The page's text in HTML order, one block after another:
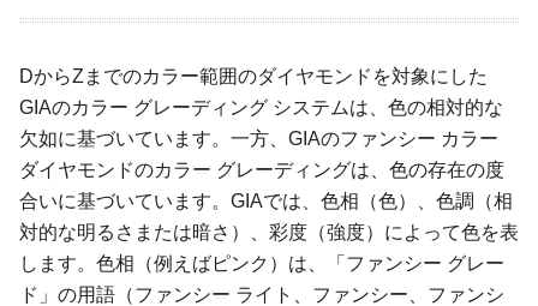
DからZまでのカラー範囲のダイヤモンドを対象にした
GIAのカラー グレーディング システムは、色の相対的な
欠如に基づいています。一方、GIAのファンシー カラー
ダイヤモンドのカラー グレーディングは、色の存在の度
合いに基づいています。GIAでは、色相（色）、色調（相
対的な明るさまたは暗さ）、彩度（強度）によって色を表
します。色相（例えばピンク）は、「ファンシー グレー
ド」の用語（ファンシー ライト、ファンシー、ファンシ